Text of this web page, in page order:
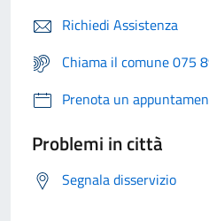
Richiedi Assistenza
Chiama il comune 075
Prenota un
Problemi in città
Segnala disservizio